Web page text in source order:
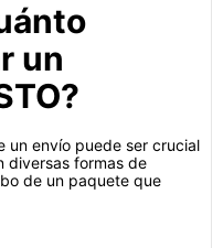
un
un envío puede ser crucial
diversas formas de
de un paquete que